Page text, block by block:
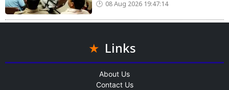
08 Aug 2026 19:47:14
Links
About Us
Contact Us